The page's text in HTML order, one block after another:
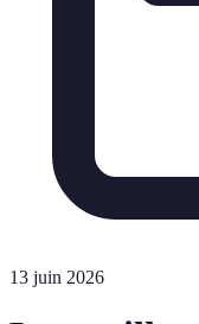
13 juin 2026